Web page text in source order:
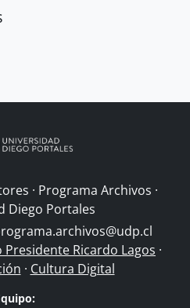
· Programa Archivos ·
Diego Portales
Presidente Ricardo Lagos ·
· Cultura Digital